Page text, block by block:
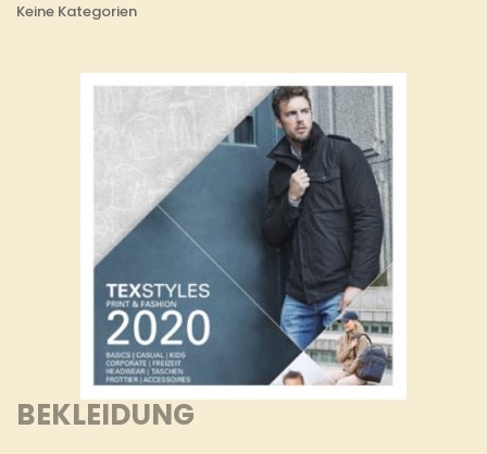
Keine Kategorien
BEKLEIDUNG